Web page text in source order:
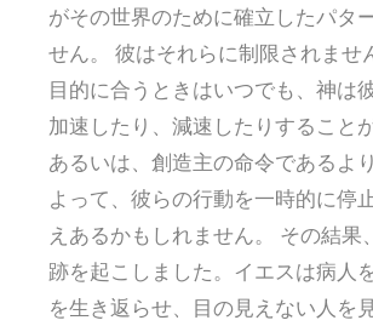
がその世界のために確立したパタ
せん。 彼はそれらに制限されませ
目的に合うときはいつでも、神は
加速したり、減速したりすること
あるいは、創造主の命令であるよ
よって、彼らの行動を一時的に停
えあるかもしれません。 その結果
跡を起こしました。イエスは病人
を生き返らせ、目の見えない人を